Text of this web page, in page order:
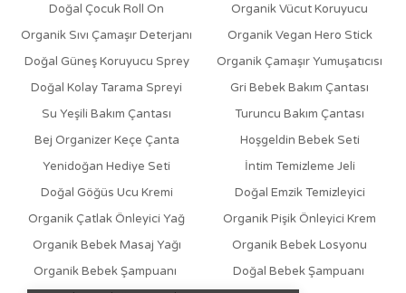
Doğal Çocuk Roll On
Organik Vücut Koruyucu
Organik Sıvı Çamaşır Deterjanı
Organik Vegan Hero Stick
Doğal Güneş Koruyucu Sprey
Organik Çamaşır Yumuşatıcısı
Doğal Kolay Tarama Spreyi
Gri Bebek Bakım Çantası
Su Yeşili Bakım Çantası
Turuncu Bakım Çantası
Bej Organizer Keçe Çanta
Hoşgeldin Bebek Seti
Yenidoğan Hediye Seti
İntim Temizleme Jeli
Doğal Göğüs Ucu Kremi
Doğal Emzik Temizleyici
Organik Çatlak Önleyici Yağ
Organik Pişik Önleyici Krem
Organik Bebek Masaj Yağı
Organik Bebek Losyonu
Organik Bebek Şampuanı
Doğal Bebek Şampuanı